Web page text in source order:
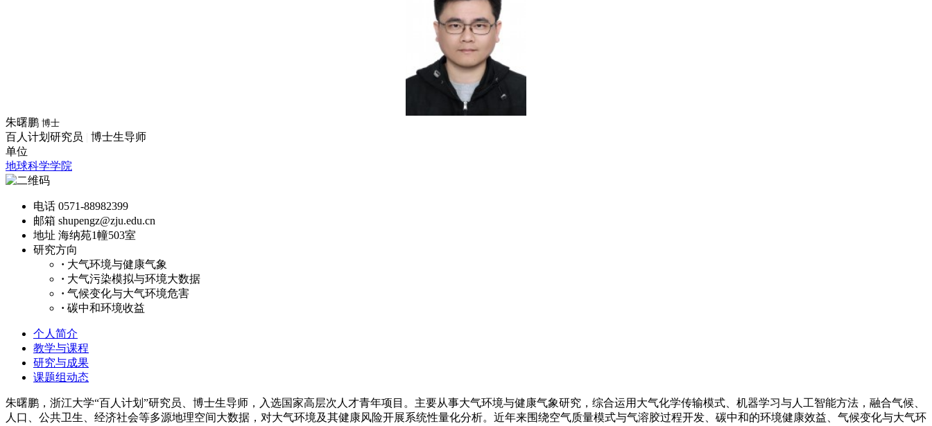
朱曙鹏 博士
百人计划研究员
博士生导师
单位
地球科学学院
电话 0571-88982399
邮箱 shupengz@zju.edu.cn
地址 海纳苑1幢503室
研究方向
· 大气环境与健康气象
· 大气污染模拟与环境大数据
· 气候变化与大气环境危害
· 碳中和环境收益
个人简介
教学与课程
研究与成果
课题组动态
朱曙鹏，浙江大学“百人计划”研究员、博士生导师，入选国家高层次人才青年项目。主要从事大气环境与健康气象研究，综合运用大气化学传输模式、机器学习与人工智能方法，融合气候、
人口、公共卫生、经济社会等多源地理空间大数据，对大气环境及其健康风险开展系统性量化分析。近年来围绕空气质量模式与气溶胶过程开发、碳中和的环境健康效益、气候变化与大气环